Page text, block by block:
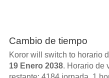
Cambio de tiempo
Koror will switch to horario
19 Enero 2038. Horario de